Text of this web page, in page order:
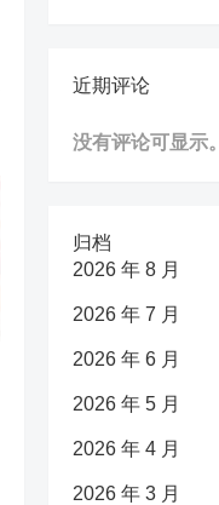
近期评论
没有评论可显示。
归档
2026 年 8 月
2026 年 7 月
2026 年 6 月
2026 年 5 月
2026 年 4 月
2026 年 3 月